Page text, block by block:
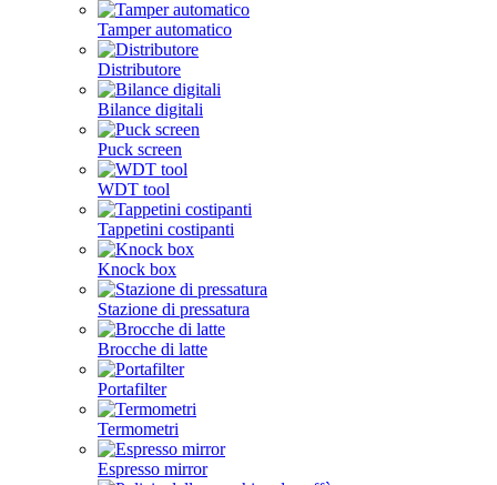
Tamper automatico
Distributore
Bilance digitali
Puck screen
WDT tool
Tappetini costipanti
Knock box
Stazione di pressatura
Brocche di latte
Portafilter
Termometri
Espresso mirror